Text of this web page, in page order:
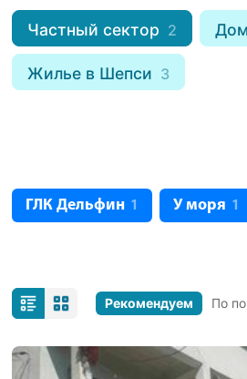
Частный сектор 2
Жилье в Шепси 3
ГЛК Дельфин 1 У моря 1
Рекомендуем По